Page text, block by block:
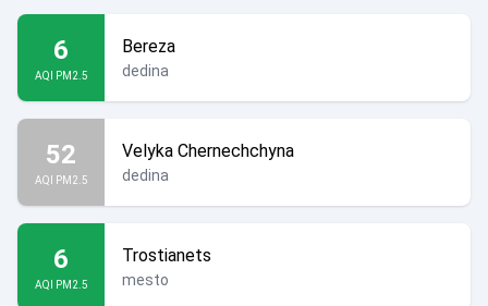
6
AQI PM2.5
Bereza
dedina
52
AQI PM2.5
Velyka Chernechchyna
dedina
6
AQI PM2.5
Trostianets
mesto